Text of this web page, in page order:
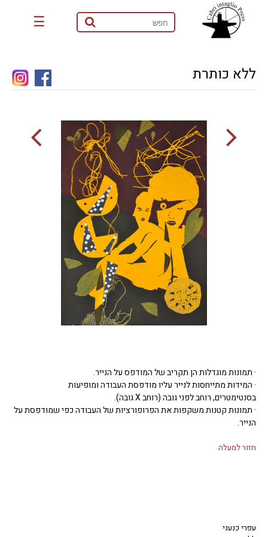
☰
ללא כותרת
· תמונות מוגדלות הן תקריב של המודפס על הנייר.
· המידות מתייחסות לנייר עליו מודפסת העבודה ומופיעות
בסנטימטרים, רוחב לפני גובה (רוחב X גובה).
· תמונות קטנות משקפות את הפרופורציות של העבודה כפי שמודפסת על
הנייר.
חזור למעלה
עפרי כנעני